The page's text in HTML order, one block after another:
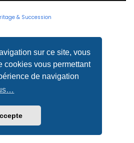
sur ce site, vous
cookies vous permettant
de navigation
& Succession